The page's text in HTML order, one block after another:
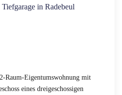
in Radebeul
Raum-Eigentumswohnung mit
eines dreigeschossigen